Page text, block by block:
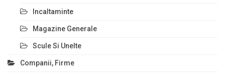
Incaltaminte
Magazine Generale
Scule Si Unelte
Companii, Firme